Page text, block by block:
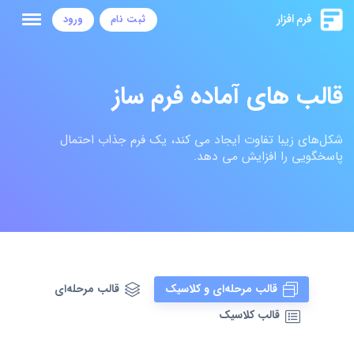
ثبت نام ورود
قالب های آماده فرم ساز
شکل‌های زیبا تفاوت ایجاد می کند، یک فرم جذاب احتمال
پاسخگویی را افزایش می دهد.
قالب مرحله‌ای و کلاسیک
قالب مرحله‌ای
قالب کلاسیک